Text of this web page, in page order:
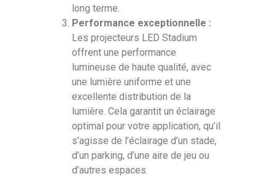
long terme.
Performance exceptionnelle :
Les projecteurs LED Stadium
offrent une performance
lumineuse de haute qualité, avec
une lumière uniforme et une
excellente distribution de la
lumière. Cela garantit un éclairage
optimal pour votre application, qu’il
s’agisse de l’éclairage d’un stade,
d’un parking, d’une aire de jeu ou
d’autres espaces.